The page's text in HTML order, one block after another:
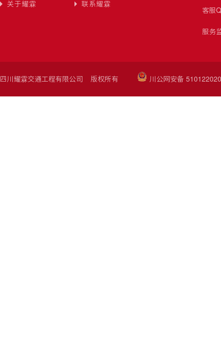
关于耀霖 联系耀霖
客服
服务
四川耀霖交通工程有限公司 版权所有 川公网安备